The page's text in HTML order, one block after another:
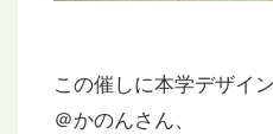
この催しに本学デザイ
＠かのんさん、